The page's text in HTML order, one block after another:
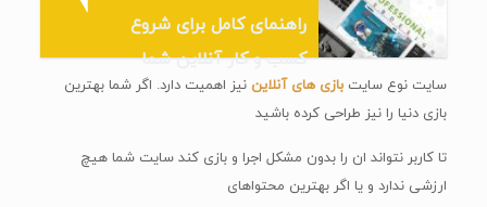
راهنمای کامل برای شروع
کسب و کار آنلاین شما
سایت نوع سایت بازی های آنلاین نیز اهمیت دارد. اگر شما بهترین
بازی دنیا را نیز طراحی کرده باشید
تا کاربر نتواند ان را بدون مشکل اجرا و بازی کند سایت شما هیچ
ارزشی ندارد و یا اگر بهترین محتواهای